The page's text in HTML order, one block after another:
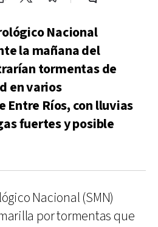
Nacional
la mañana del
tormentas de
en varios
Entre Ríos, con lluvias
fuertes y posible
Nacional (SMN)
por tormentas que